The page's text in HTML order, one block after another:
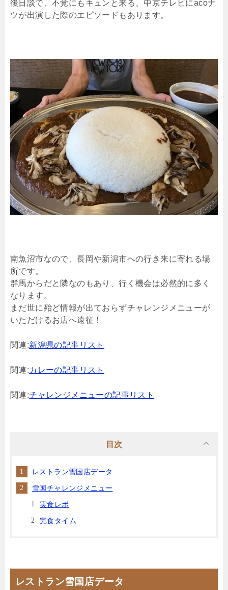
後日談で、不覚にもキュンと来る、中京テレビにacoナ
ツが出演した際のエピソードもあります。
南魚沼市なので、長岡や新潟市への行き来に寄れる場
所です。
群馬からだと隣なのもあり、行く機会は必然的に多く
なります。
まだ世に殆ど情報が出ておらずチャレンジメニューが
いただけるお店へ遠征！
関連:新潟県の記事リスト
関連:カレーの記事リスト
関連:チャレンジメニューの記事リスト
目次
レストラン雪国店データ
雪国チャレンジメニュー
実食レポ
完食タイム
レストラン雪国店データ